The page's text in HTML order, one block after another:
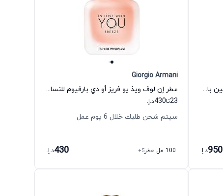
عطر باك تو بلاك أو دي بارفيوم للجنسين باي كيليان
950د.إ.
Giorgio Armani
عطر إن لوف ويذ يو فريز أو دي بارفيوم للنساء جورجيو أرماني
23تا430د.إ.
سيتم شحن طلبك خلال 6 يوم عمل
100 مل عطر +5
430د.إ.